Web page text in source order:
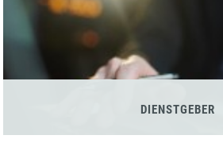
DIENSTGEBER